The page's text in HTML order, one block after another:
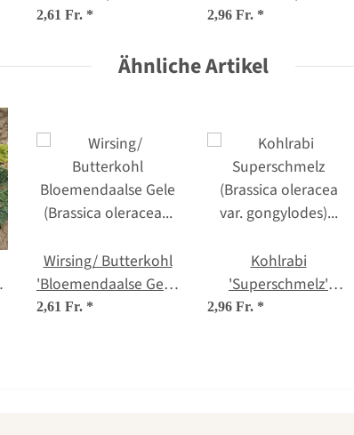
bonus-henricus) Bio
2,61 Fr. *
teltowiensis) Bio
2,96 Fr. *
Ähnliche Artikel
Wirsing/ Butterkohl
'Bloemendaalse Gele'
(Brassica oleracea
2,61 Fr. *
Kohlrabi
'Superschmelz'
(Brassica oleracea
2,96 Fr. *